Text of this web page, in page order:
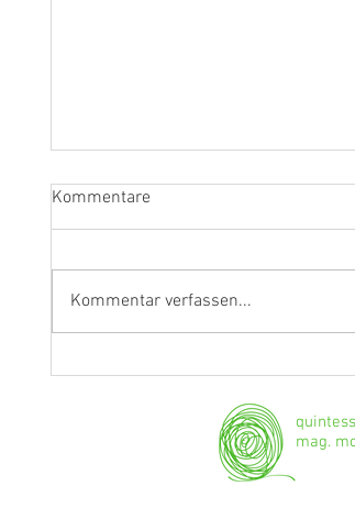
Kommentare
Kommentar verfassen...
mag.